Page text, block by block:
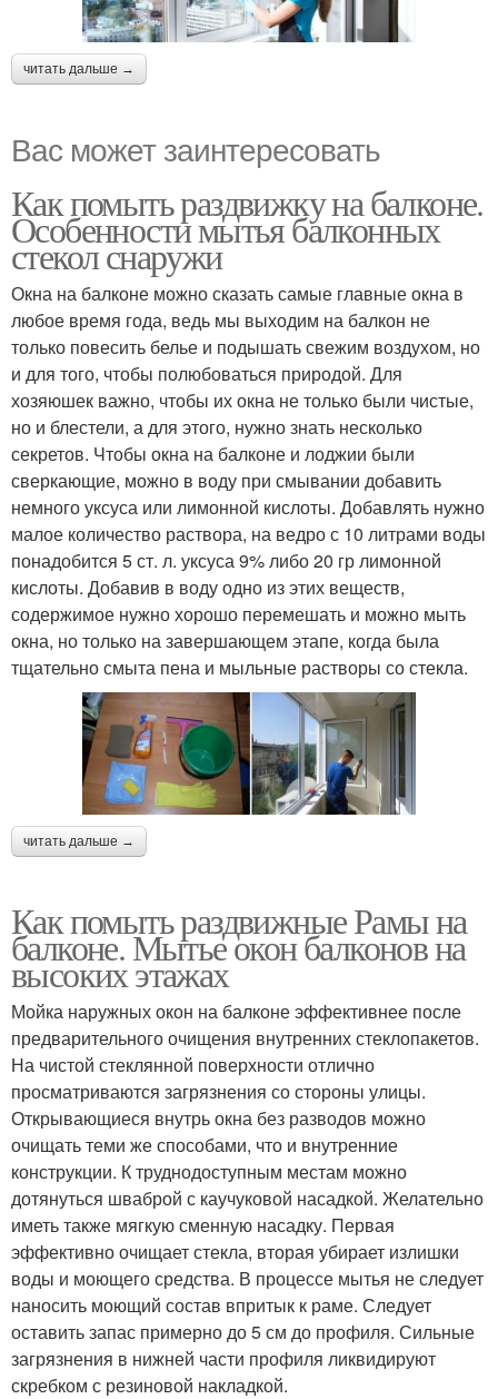
читать дальше →
Вас может заинтересовать
Как помыть раздвижку на балконе.
Особенности мытья балконных
стекол снаружи
Окна на балконе можно сказать самые главные окна в
любое время года, ведь мы выходим на балкон не
только повесить белье и подышать свежим воздухом, но
и для того, чтобы полюбоваться природой. Для
хозяюшек важно, чтобы их окна не только были чистые,
но и блестели, а для этого, нужно знать несколько
секретов. Чтобы окна на балконе и лоджии были
сверкающие, можно в воду при смывании добавить
немного уксуса или лимонной кислоты. Добавлять нужно
малое количество раствора, на ведро с 10 литрами воды
понадобится 5 ст. л. уксуса 9% либо 20 гр лимонной
кислоты. Добавив в воду одно из этих веществ,
содержимое нужно хорошо перемешать и можно мыть
окна, но только на завершающем этапе, когда была
тщательно смыта пена и мыльные растворы со стекла.
читать дальше →
Как помыть раздвижные Рамы на
балконе. Мытье окон балконов на
высоких этажах
Мойка наружных окон на балконе эффективнее после
предварительного очищения внутренних стеклопакетов.
На чистой стеклянной поверхности отлично
просматриваются загрязнения со стороны улицы.
Открывающиеся внутрь окна без разводов можно
очищать теми же способами, что и внутренние
конструкции. К труднодоступным местам можно
дотянуться шваброй с каучуковой насадкой. Желательно
иметь также мягкую сменную насадку. Первая
эффективно очищает стекла, вторая убирает излишки
воды и моющего средства. В процессе мытья не следует
наносить моющий состав впритык к раме. Следует
оставить запас примерно до 5 см до профиля. Сильные
загрязнения в нижней части профиля ликвидируют
скребком с резиновой накладкой.